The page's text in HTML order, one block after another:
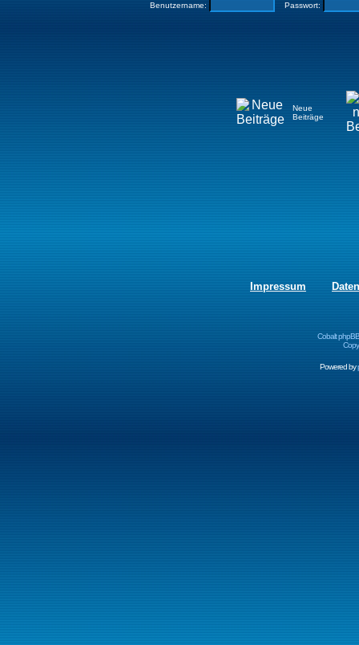
Benutzername: Passwort:
Neue
Beiträge
Impressum
Cobalt
Powered by